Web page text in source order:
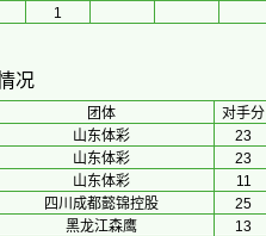
1
况
团体 对手分
山东体彩 23
山东体彩 23
山东体彩 11
四川成都懿锦控股 25
黑龙江森鹰 13